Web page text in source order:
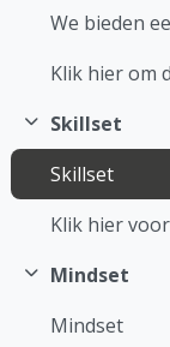
Collapse
Skillset
Skillset
Collapse
Mindset
Mindset